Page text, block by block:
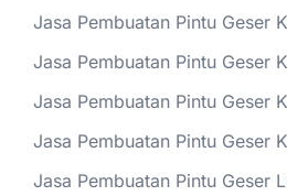
Jasa Pembuatan Pintu Geser
Jasa Pembuatan Pintu Geser
Jasa Pembuatan Pintu Geser
Jasa Pembuatan Pintu Geser
Jasa Pembuatan Pintu Geser